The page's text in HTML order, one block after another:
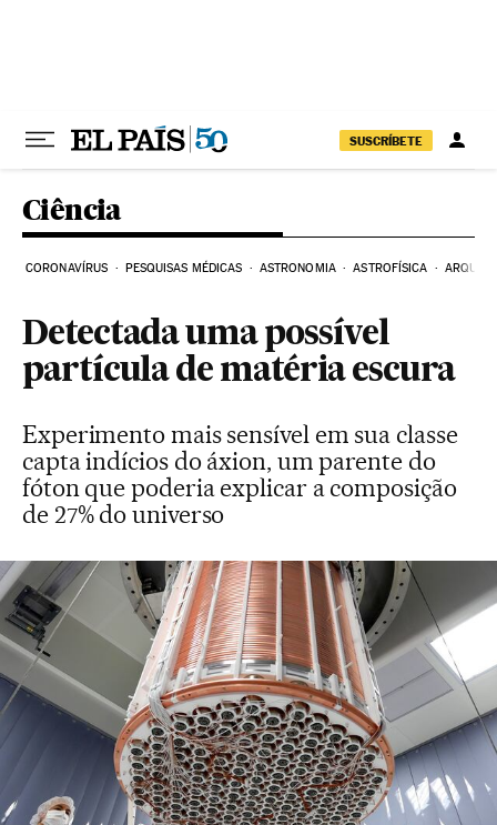
SUSCRÍBETE
Ciência
CORONAVÍRUS PESQUISAS MÉDICAS ASTRONOMIA ASTROFÍSICA
Detectada uma possível
partícula de matéria escura
Experimento mais sensível em sua classe
capta indícios do áxion, um parente do
fóton que poderia explicar a composição
de 27% do universo